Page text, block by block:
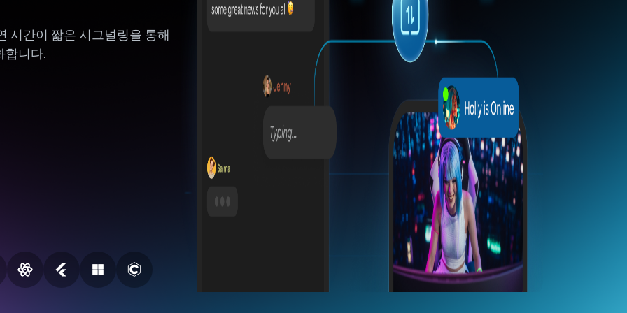
시간이 짧은 시그널링을 통해
합니다.